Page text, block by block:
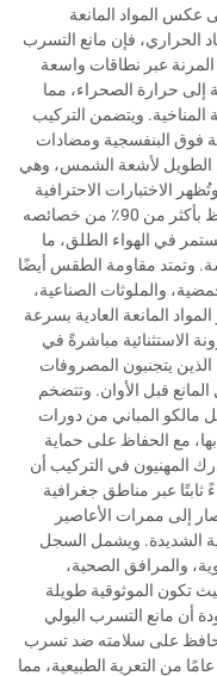
عكس المواد المانعة
الحراري، فإن مانع التسرب
عبر نطاقات واسعة
حرارة الصحراء، مما
ويتضمن التركيب
فوق البنفسجية ومضادات
الطويل لأشعة الشمس، وهي
الاختبارات الاحترافية
أن مانع التسرب البولي يوريثاني للسقف يحتفظ بأكثر من 90٪ من خصائصه
من التعرض المستمر في الهواء الطلق، ما
وتمتد مقاومة الطقس أيضًا
والملوثات الصناعية،
المانعة العادية بسرعة
الاستثنائية مباشرةً في
يتجنبون المصروفات
قبل الأوان. وتتضخم
مالكو المباني من دورات
بها، مع الحفاظ على حماية
المهنيون في التركيب أن
ثابتًا عبر مناطق جغرافية
إلى ممرات الأعاصير
الشديدة. ويشمل السجل
والمرافق الصحية،
تكون الموثوقية طويلة
أن مانع التسرب البولي
على سلامته ضد تسرب
المياه حتى بعد التعرض المحاكي لما يعادل 25 عامًا من التعرية الطبيعية، مما